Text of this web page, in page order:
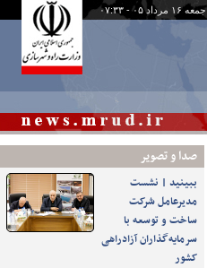
جمعه ۱۶ مرداد ۰۵ - ۰۷:۳۳
صدا و تصوير
ببینید | نشست
مدیرعامل شرکت
ساخت و توسعه با
سرمایه‌گذاران آزادراهی
کشور